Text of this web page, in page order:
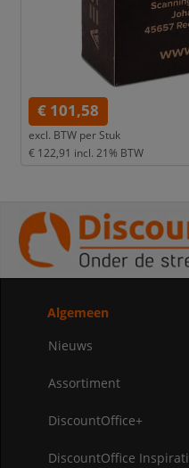
€ 101,58
excl. BTW per Stuk
€ 122,91 incl. 21% BTW
Algemeen
Nieuws
Assortiment
DiscountOffice+
DiscountOffice